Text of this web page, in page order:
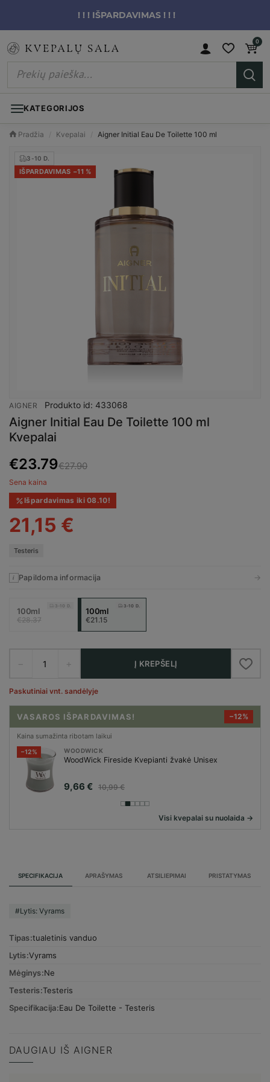
! ! ! IŠPARDAVIMAS ! ! !
0
KATEGORIJOS
Pradžia Kvepalai Aigner Initial Eau De Toilette 100 ml
3-10 D.
IŠPARDAVIMAS −11 %
AIGNER Produkto id: 433068
Aigner Initial Eau De Toilette 100 ml
Kvepalai
€23.79€27.90
Sena kaina
Išpardavimas iki 08.10!
21,15 €
Testeris
i Papildoma informacija →
100ml
€28.37
3-10 D.
100ml
€21.15
3-10 D.
− + Į KREPŠELĮ
Paskutiniai vnt. sandėlyje
VASAROS IŠPARDAVIMAS! −6%
Kaina sumažinta ribotam laikui
94,73 €
Visi kvepalai su nuolaida →
SPECIFIKACIJA APRAŠYMAS ATSILIEPIMAI PRISTATYMAS
#Lytis: Vyrams
Tipas tualetinis vanduo
Lytis Vyrams
Mėginys Ne
Testeris Testeris
Specifikacija Eau De Toilette - Testeris
DAUGIAU IŠ AIGNER